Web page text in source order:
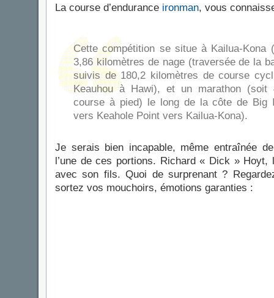
La course d’endurance ironman, vous
Cette compétition se situe à Kailua-Kona
3,86 kilomètres de nage (traversée de la
suivis de 180,2 kilomètres de course
Keauhou à Hawi), et un marathon (soit
course à pied) le long de la côte de Big
vers Keahole Point vers Kailua-Kona).
Je serais bien incapable, même entraînée
l’une de ces portions. Richard « Dick » Hoyt,
avec son fils. Quoi de surprenant ?
sortez vos mouchoirs, émotions garanties :